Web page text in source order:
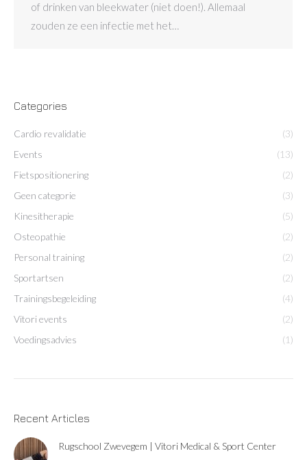
of drinken van bleekwater (niet doen!). Allemaal
zouden ze een infectie met het…
Categories
Cardio revalidatie
(3)
Events
(13)
Fietspositionering
(2)
Geen categorie
(3)
Kinesitherapie
(5)
Osteopathie
(2)
Personal training
(2)
Sportartsen
(2)
Trainingsbegeleiding
(4)
Vitori events
(2)
Voedingsadvies
(1)
Recent Articles
Rugschool Zwevegem | Vitori Medical & Sport Center